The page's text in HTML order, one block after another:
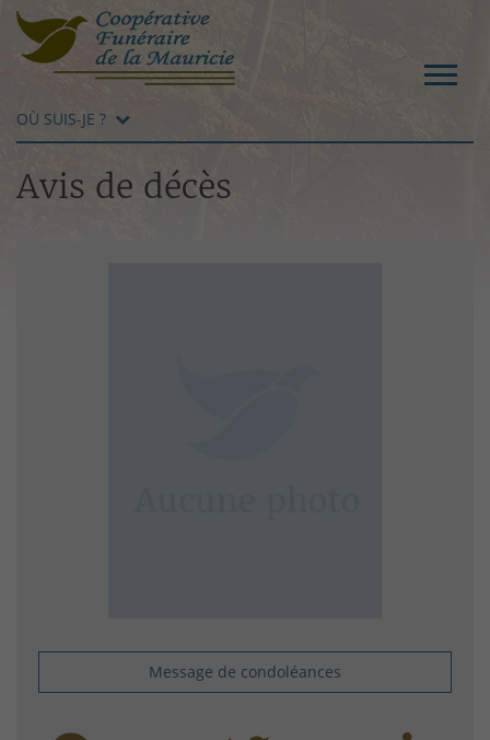
OÙ SUIS-JE ?
Avis de décès
Message de condoléances